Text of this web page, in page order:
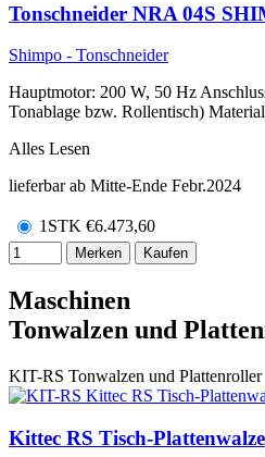
Tonschneider NRA 04S
Shimpo - Tonschneider
Hauptmotor: 200 W, 50 Hz
Tonablage bzw. Rollentisch)
Alles Lesen
lieferbar ab Mitte-Ende Febr.2024
1STK €6.473,60
Merken Kaufen
Maschinen
Tonwalzen und
KIT-RS Tonwalzen und Plattenroller
Kittec RS Tisch-Plattenwalze